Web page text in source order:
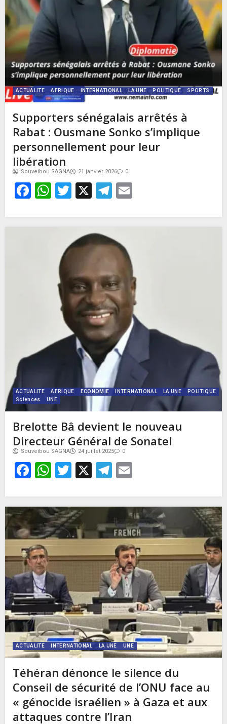
ACTUALITE AFRIQUE INTERNATIONAL LA UNE POLITIQUE SPORTS
Supporters sénégalais arrêtés à
Rabat : Ousmane Sonko s’implique
personnellement pour leur
libération
Souveibou SAGNA 21 janvier 2026 0
Facebook
WhatsApp
Twitter
X Telegram
ACTUALITE AFRIQUE ECONOMIE INTERNATIONAL LA UNE
POLITIQUE
Sciences
UNE
Brelotte Bâ devient le nouveau
Directeur Général de Sonatel
Souveibou SAGNA 24 juillet 2025 0
Facebook
WhatsApp
Twitter
X Telegram
ACTUALITE INTERNATIONAL LA UNE UNE
Téhéran dénonce le silence du
Conseil de sécurité de l’ONU face au
« génocide israélien » à Gaza et aux
attaques contre l’Iran